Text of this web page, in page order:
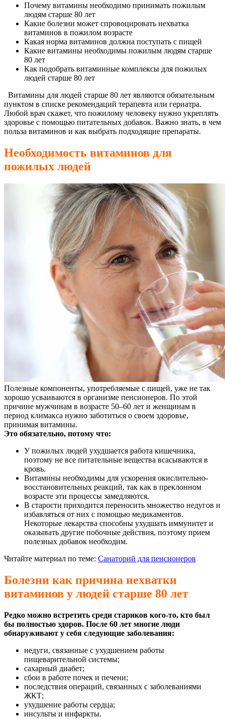
Почему витамины необходимо принимать пожилым
людям старше 80 лет
Какие болезни может спровоцировать нехватка
витаминов в пожилом возрасте
Какая норма витаминов должна поступать с пищей
Какие витамины необходимы пожилым людям старше
80 лет
Как подобрать витаминные комплексы для пожилых
людей старше 80 лет
Витамины для людей старше 80 лет являются обязательным
пунктом в списке рекомендаций терапевта или гериатра.
Любой врач скажет, что пожилому человеку нужно укреплять
здоровье с помощью питательных добавок. Важно знать, в чем
польза витаминов и как выбрать подходящие препараты.
Необходимость витаминов для
пожилых людей
Полезные компоненты, употребляемые с пищей, уже не так
хорошо усваиваются в организме пенсионеров. По этой
причине мужчинам в возрасте 50–60 лет и женщинам в
период климакса нужно заботиться о своем здоровье,
принимая витамины.
Это обязательно, потому что:
У пожилых людей ухудшается работа кишечника,
поэтому не все питательные вещества всасываются в
кровь.
Витамины необходимы для ускорения окислительно-
восстановительных реакций, так как в преклонном
возрасте эти процессы замедляются.
В старости приходится переносить множество недугов и
избавляться от них с помощью медикаментов.
Некоторые лекарства способны ухудшать иммунитет и
оказывать другие побочные действия, поэтому прием
полезных добавок необходим.
Читайте материал по теме: Санаторий для пенсионеров
Болезни как причина нехватки
витаминов у людей старше 80 лет
Редко можно встретить среди стариков кого-то, кто был
бы полностью здоров. После 60 лет многие люди
обнаруживают у себя следующие заболевания:
недуги, связанные с ухудшением работы
пищеварительной системы;
сахарный диабет;
сбои в работе почек и печени;
последствия операций, связанных с заболеваниями
ЖКТ;
ухудшение работы сердца;
инсульты и инфаркты.